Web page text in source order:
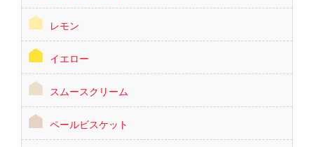
レモン
イエロー
スムースクリーム
ペールビスケット